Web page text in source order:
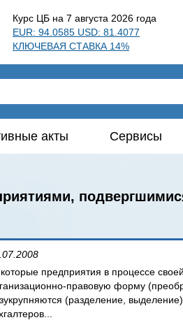
Курс ЦБ на 7 августа 2026 года
EUR: 94.0585 USD: 81.4077
КЛЮЧЕВАЯ СТАВКА 14%
акты Сервисы
предприятия в процессе
правовую форму
(разделение,